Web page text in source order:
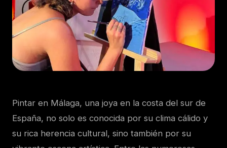
Pintar en Málaga, una joya en la costa del sur de
España, no solo es conocida por su clima cálido y
su rica herencia cultural, sino también por su